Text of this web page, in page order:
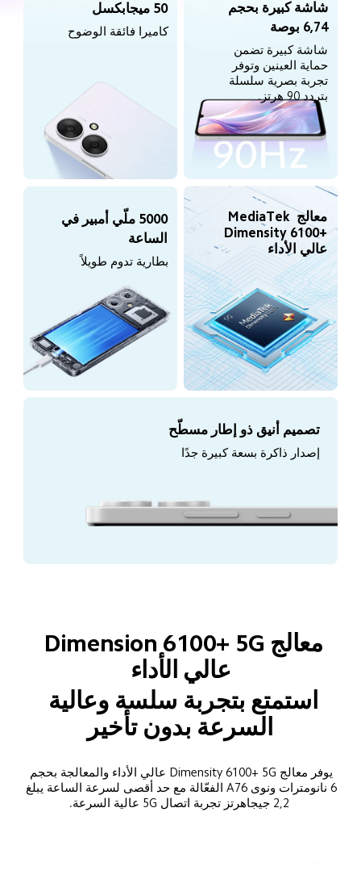
50 ميجابكسل
كاميرا فائقة الوضوح
شاشة كبيرة بحجم
6,74 بوصة
شاشة كبيرة تضمن
حماية العينين وتوفر
تجربة بصرية سلسلة
بتردد 90 هرتز.
معالج MediaTek
عالي الأداء
5000 ملّي أمبير في
الساعة
بطارية تدوم طويلاً
تصميم أنيق ذو إطار مسطّح
إصدار ذاكرة بسعة كبيرة جدًا
عالي الأداء
استمتع بتجربة سلسة وعالية
السرعة بدون تأخير
يوفر معالج Dimensity 6100+ 5G عالي الأداء والمعالجة بحجم
6 نانومترات ونوى A76 الفعّالة مع حد أقصى لسرعة الساعة يبلغ
2,2 جيجاهرتز تجربة اتصال 5G عالية السرعة.